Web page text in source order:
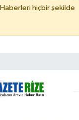
hiçbir şekilde